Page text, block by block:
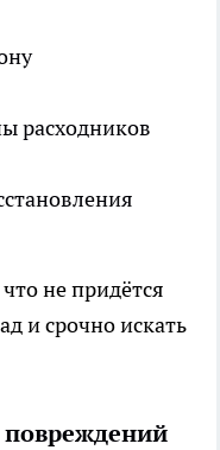
расходников
не придётся
и срочно искать
повреждений